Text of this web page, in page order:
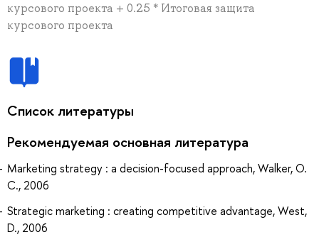
курсового проекта + 0.25 * Итоговая защита
курсового проекта
Список литературы
Рекомендуемая основная литература
Marketing strategy : a decision-focused approach, Walker, O.
C., 2006
Strategic marketing : creating competitive advantage, West,
D., 2006